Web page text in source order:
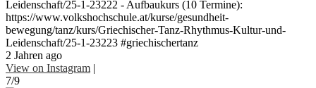
Leidenschaft/25-1-23222 - Aufbaukurs (10 Termine):
https://www.volkshochschule.at/kurse/gesundheit-
bewegung/tanz/kurs/Griechischer-Tanz-Rhythmus-Kultur-und-
Leidenschaft/25-1-23223 #griechischertanz
2 Jahren ago
View on Instagram |
7/9